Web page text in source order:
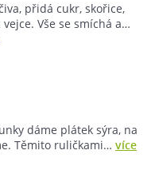
přidá cukr, skořice,
Vše se smíchá a…
dáme plátek sýra, na
Těmito ruličkami… více